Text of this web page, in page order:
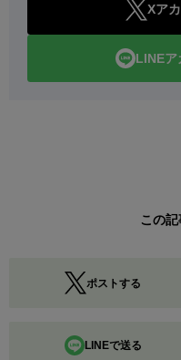
Xア
LINEア
この
ポストする
LINEで送る